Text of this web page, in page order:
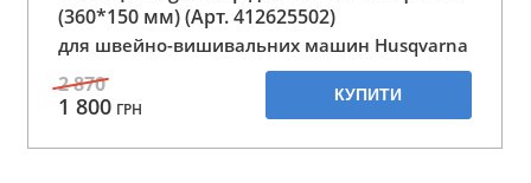
(360*150 мм) (Арт. 412625502)
для швейно-вишивальних машин Husqvarna
2 870
1 800 ГРН
КУПИТИ